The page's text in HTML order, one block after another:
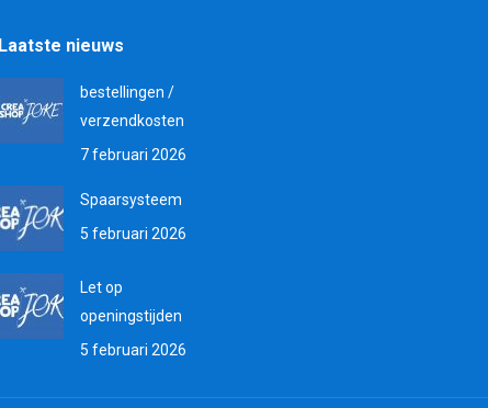
Laatste nieuws
bestellingen /
verzendkosten
7 februari 2026
Spaarsysteem
5 februari 2026
Let op
openingstijden
5 februari 2026